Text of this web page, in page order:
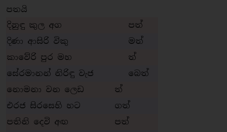
පතයි
දිනුඳු කුල අග
පත්
දිණා ආසිරි විකු
මත්
කාවේරි පුර මහ
ත්
සේරමානන් නිරිඳු වැජ
බෙත්
නොමනා වන ලෙඩ
ත්
එරජ සිරසෙහි හට
ගත්
පතිනි දෙවි අඟ
පත්